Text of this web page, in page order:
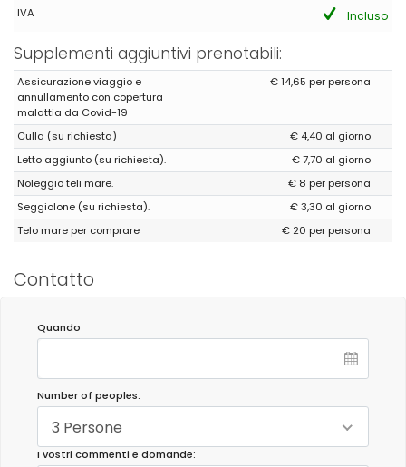
IVA Incluso
Supplementi aggiuntivi prenotabili:
Assicurazione viaggio e
annullamento con copertura
malattia da Covid-19
€ 14,65 per persona
Culla (su richiesta)
€ 4,40 al giorno
Letto aggiunto (su richiesta).
€ 7,70 al giorno
Noleggio teli mare.
€ 8 per persona
Seggiolone (su richiesta).
€ 3,30 al giorno
Telo mare per comprare
€ 20 per persona
Contatto
Quando
Number of peoples:
3 Persone
I vostri commenti e domande: